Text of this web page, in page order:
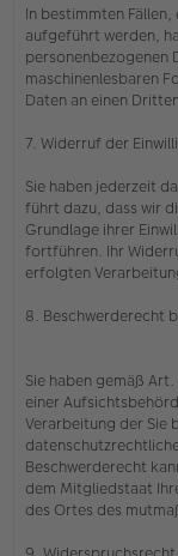
In bestimmten Fällen,
aufgeführt werden,
personenbezogenen
maschinenlesbaren
Daten an einen
7. Widerruf der
Sie haben jederzeit
führt dazu, dass wir
Grundlage ihrer
fortführen. Ihr
erfolgten
8. Beschwerderecht
Sie haben gemäß
einer
Verarbeitung der Sie
Beschwerderecht
dem Mitgliedstaat
des Ortes des